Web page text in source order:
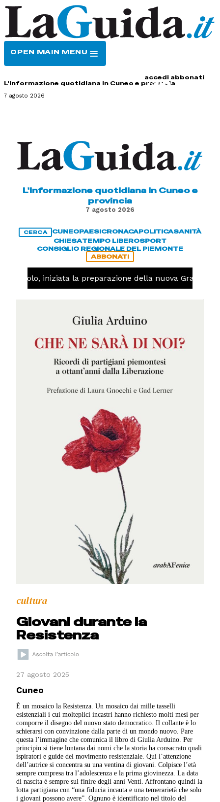
OPEN MAIN MENU
accedi abbonati
L'informazione quotidiana in Cuneo e provincia
7 agosto 2026
L'informazione quotidiana in Cuneo e
provincia
7 agosto 2026
CERCA CUNEOPAESICRONACAPOLITICASANITÀ
CHIESATEMPO LIBEROSPORT
CONSIGLIO REGIONALE DEL PIEMONTE
ABBONATI
iniziata la preparazione della nuova Granda
cultura
Giovani durante la
Resistenza
27 agosto 2025
Cuneo
È un mosaico la Resistenza. Un mosaico dai mille tasselli
esistenziali i cui molteplici incastri hanno richiesto molti mesi per
comporre il disegno del nuovo stato democratico. Il collante è lo
schierarsi con convinzione dalla parte di un mondo nuovo. Pare
questa l’immagine che comunica il libro di Giulia Arduino. Per
principio si tiene lontana dai nomi che la storia ha consacrato quali
ispiratori e guide del movimento resistenziale. Qui l’attenzione
dell’autrice si concentra su una ventina di giovani. Colpisce l’età
sempre compresa tra l’adolescenza e la prima giovinezza. La data
di nascita è sempre sul finire degli anni Venti. Affrontano quindi la
lotta partigiana con “una fiducia incauta e una temerarietà che solo
i giovani possono avere”.Ognuno è identificato nel titolo del